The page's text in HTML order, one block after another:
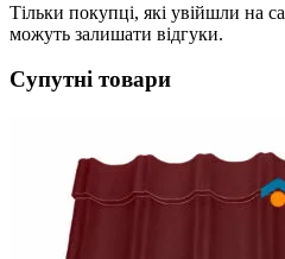
Тільки покупці, які увійшли на
можуть залишати відгуки.
Супутні товари